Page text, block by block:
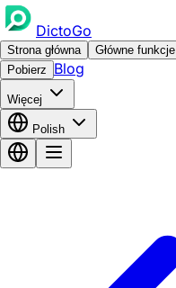
DictoGo
Strona główna Główne funkcje
Pobierz
Blog
Więcej
Polish